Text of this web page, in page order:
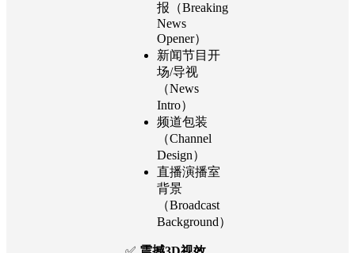
报（Breaking
News
Opener）
新闻节目开
场/导视
（News
Intro）
频道包装
（Channel
Design）
直播演播室
背景
（Broadcast
Background）